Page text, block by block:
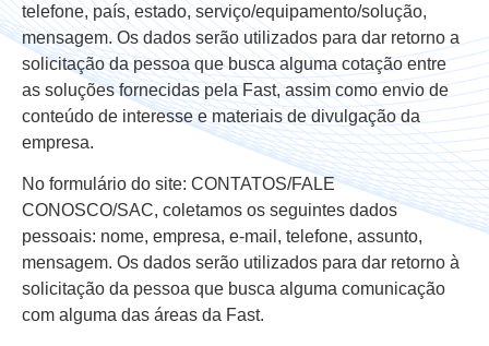
telefone, país, estado, serviço/equipamento/solução,
mensagem. Os dados serão utilizados para dar retorno a
solicitação da pessoa que busca alguma cotação entre
as soluções fornecidas pela Fast, assim como envio de
conteúdo de interesse e materiais de divulgação da
empresa.
No formulário do site: CONTATOS/FALE
CONOSCO/SAC, coletamos os seguintes dados
pessoais: nome, empresa, e-mail, telefone, assunto,
mensagem. Os dados serão utilizados para dar retorno à
solicitação da pessoa que busca alguma comunicação
com alguma das áreas da Fast.